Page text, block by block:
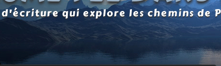
d'écriture qui explore les chemins de